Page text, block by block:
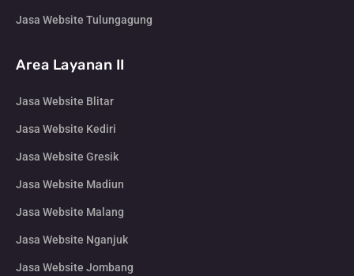
Jasa Website Tulungagung
Area Layanan II
Jasa Website Blitar
Jasa Website Kediri
Jasa Website Gresik
Jasa Website Madiun
Jasa Website Malang
Jasa Website Nganjuk
Jasa Website Jombang